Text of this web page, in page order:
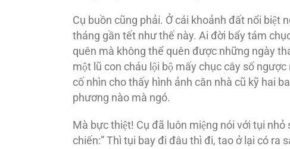
Cụ buồn cũng phải. Ở cái khoảnh đất nổi biệt
tháng gần tết như thế này. Ai đời bẩy tám
quên mà không thể quên được những ngày
một lũ con cháu lội bộ mấy chục cây số
cố nhìn cho thấy hình ảnh căn nhà cũ kỹ hai
phương nào mà ngó.
Mà bực thiệt! Cụ đã luôn miệng nói với tụi
chiến:” Thì tụi bay đi đâu thì đi, tao ở lại có ra